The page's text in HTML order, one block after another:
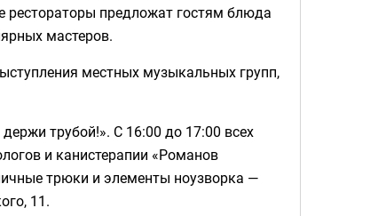
рестораторы предложат гостям блюда
мастеров.
местных музыкальных групп,
трубой!». С 16:00 до 17:00 всех
и канистерапии «Романов
трюки и элементы ноузворка —
11.